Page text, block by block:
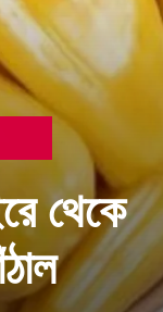
থেকে